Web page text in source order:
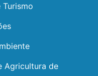
Agricultura de